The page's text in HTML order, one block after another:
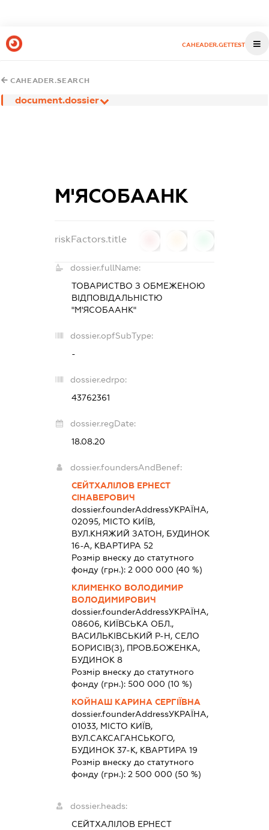
CAHEADER.GETTEST
CAHEADER.SEARCH
document.dossier
М'ЯСОБААНК
riskFactors.title
dossier.fullName:
ТОВАРИСТВО З ОБМЕЖЕНОЮ
ВІДПОВІДАЛЬНІСТЮ
"М'ЯСОБААНК"
dossier.opfSubType:
-
dossier.edrpo:
43762361
dossier.regDate:
18.08.20
dossier.foundersAndBenef:
СЕЙТХАЛІЛОВ ЕРНЕСТ
СІНАВЕРОВИЧ
dossier.founderAddressУКРАЇНА,
02095, МІСТО КИЇВ,
ВУЛ.КНЯЖИЙ ЗАТОН, БУДИНОК
16-А, КВАРТИРА 52
Розмір внеску до статутного
фонду (грн.): 2 000 000 (40 %)
КЛИМЕНКО ВОЛОДИМИР
ВОЛОДИМИРОВИЧ
dossier.founderAddressУКРАЇНА,
08606, КИЇВСЬКА ОБЛ.,
ВАСИЛЬКІВСЬКИЙ Р-Н, СЕЛО
БОРИСІВ(З), ПРОВ.БОЖЕНКА,
БУДИНОК 8
Розмір внеску до статутного
фонду (грн.): 500 000 (10 %)
КОЙНАШ КАРИНА СЕРГІЇВНА
dossier.founderAddressУКРАЇНА,
01033, МІСТО КИЇВ,
ВУЛ.САКСАГАНСЬКОГО,
БУДИНОК 37-К, КВАРТИРА 19
Розмір внеску до статутного
фонду (грн.): 2 500 000 (50 %)
dossier.heads:
СЕЙТХАЛІЛОВ ЕРНЕСТ